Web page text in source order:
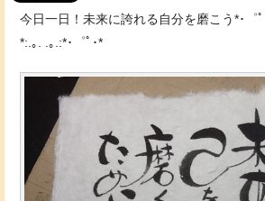
今日一日！未来に誇れる自分を磨こう*･゜
*:.｡. .｡.:*･゜ﾟ･*